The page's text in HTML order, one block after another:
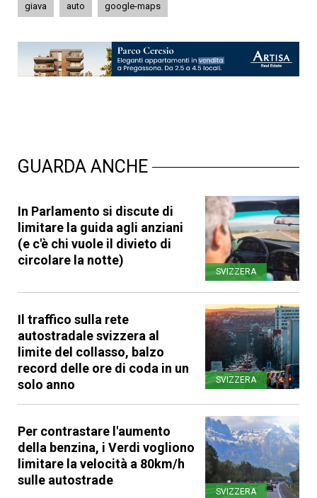
giava auto google-maps
GUARDA ANCHE
In Parlamento si discute di
limitare la guida agli anziani
(e c'è chi vuole il divieto di
circolare la notte)
SVIZZERA
Il traffico sulla rete
autostradale svizzera al
limite del collasso, balzo
record delle ore di coda in un
solo anno
SVIZZERA
Per contrastare l'aumento
della benzina, i Verdi vogliono
limitare la velocità a 80km/h
sulle autostrade
SVIZZERA